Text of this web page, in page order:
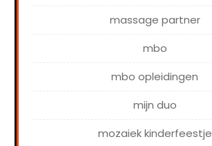
massage partner
mbo
mbo opleidingen
mijn duo
mozaiek kinderfeestje